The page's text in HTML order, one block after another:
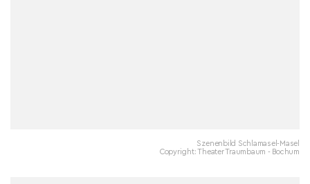
Szenenbild Schlamasel-Masel
Copyright: Theater Traumbaum - Bochum